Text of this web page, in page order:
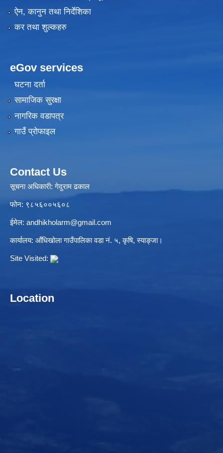
ऐन, कानुन तथा निर्देशिका
कर तथा शुल्कहरु
eGov services
घटना दर्ता
सामाजिक सुरक्षा
नागरिक वडापत्र
गाउँ प्रोफाइल
Contact Us
सूचना अधिकारी: गेदुराम ढकाल
फोन: ९८५६००५६०८
ईमेल: andhikholarm@gmail.com
कार्यालय: आँधिखोला गाउँपालिका वडा नं. ५, कृषि, स्याङ्जा।
Site Visited:
Location